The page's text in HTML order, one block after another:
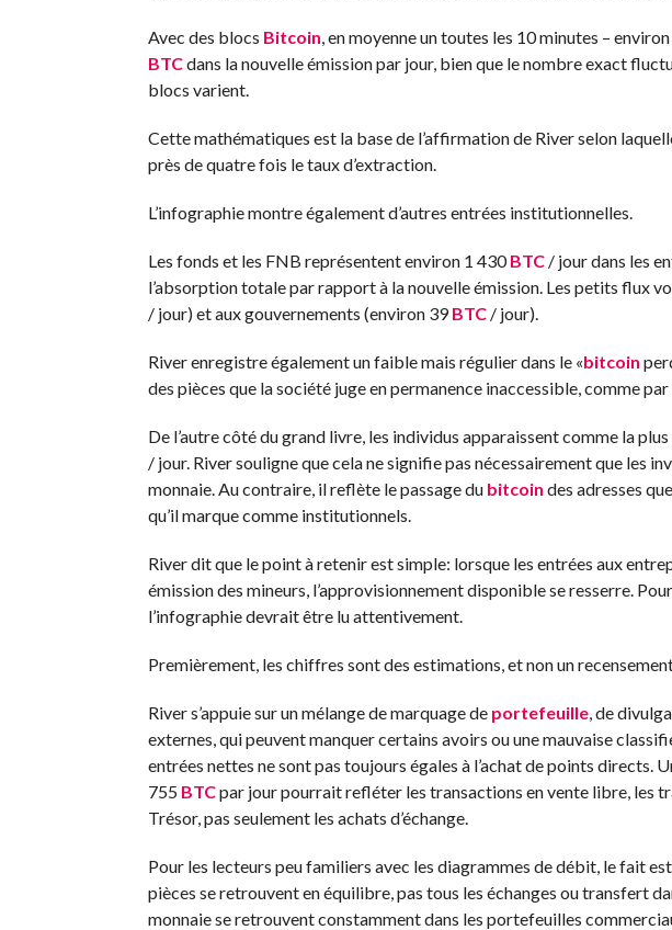
Avec des blocs Bitcoin, en moyenne un toutes les 10 minutes –
BTCdans la nouvelle émission par jour, bien que le nombre exact
blocs varient.
Cette mathématiques est la base de l’affirmation de River selon
près de quatre fois le taux d’extraction.
L’infographie montre également d’autres entrées institutionnelles.
Les fonds et les FNB représentent environ 1 430BTC/ jour dans les
l’absorption totale par rapport à la nouvelle émission. Les petits flux
/ jour) et aux gouvernements (environ 39BTC/ jour).
River enregistre également un faible mais régulier dans le «bitcoin
des pièces que la société juge en permanence inaccessible, comme
De l’autre côté du grand livre, les individus apparaissent comme la
/ jour. River souligne que cela ne signifie pas nécessairement que les
monnaie. Au contraire, il reflète le passage du bitcoin des adresses
qu’il marque comme institutionnels.
River dit que le point à retenir est simple: lorsque les entrées aux
émission des mineurs, l’approvisionnement disponible se resserre.
l’infographie devrait être lu attentivement.
Premièrement, les chiffres sont des estimations, et non un
River s’appuie sur un mélange de marquage de portefeuille, de
externes, qui peuvent manquer certains avoirs ou une mauvaise
entrées nettes ne sont pas toujours égales à l’achat de points directs.
755 BTCpar jour pourrait refléter les transactions en vente libre, les
Trésor, pas seulement les achats d’échange.
Pour les lecteurs peu familiers avec les diagrammes de débit, le fait
pièces se retrouvent en équilibre, pas tous les échanges ou transfert
monnaie se retrouvent constamment dans les portefeuilles